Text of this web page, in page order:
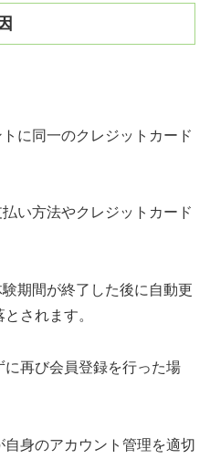
に同一のクレジットカード
い方法やクレジットカード
期間が終了した後に自動更
されます。
再び会員登録を行った場
身のアカウント管理を適切